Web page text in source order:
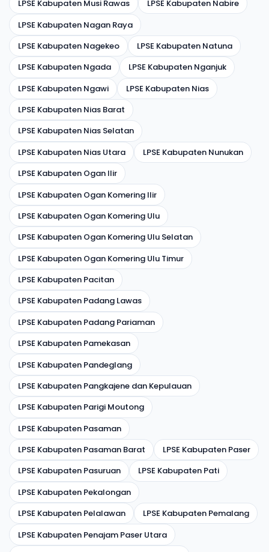
LPSE Kabupaten Musi Rawas
LPSE Kabupaten Nabire
LPSE Kabupaten Nagan Raya
LPSE Kabupaten Nagekeo
LPSE Kabupaten Natuna
LPSE Kabupaten Ngada
LPSE Kabupaten Nganjuk
LPSE Kabupaten Ngawi
LPSE Kabupaten Nias
LPSE Kabupaten Nias Barat
LPSE Kabupaten Nias Selatan
LPSE Kabupaten Nias Utara
LPSE Kabupaten Nunukan
LPSE Kabupaten Ogan Ilir
LPSE Kabupaten Ogan Komering Ilir
LPSE Kabupaten Ogan Komering Ulu
LPSE Kabupaten Ogan Komering Ulu Selatan
LPSE Kabupaten Ogan Komering Ulu Timur
LPSE Kabupaten Pacitan
LPSE Kabupaten Padang Lawas
LPSE Kabupaten Padang Pariaman
LPSE Kabupaten Pamekasan
LPSE Kabupaten Pandeglang
LPSE Kabupaten Pangkajene dan Kepulauan
LPSE Kabupaten Parigi Moutong
LPSE Kabupaten Pasaman
LPSE Kabupaten Pasaman Barat
LPSE Kabupaten Paser
LPSE Kabupaten Pasuruan
LPSE Kabupaten Pati
LPSE Kabupaten Pekalongan
LPSE Kabupaten Pelalawan
LPSE Kabupaten Pemalang
LPSE Kabupaten Penajam Paser Utara